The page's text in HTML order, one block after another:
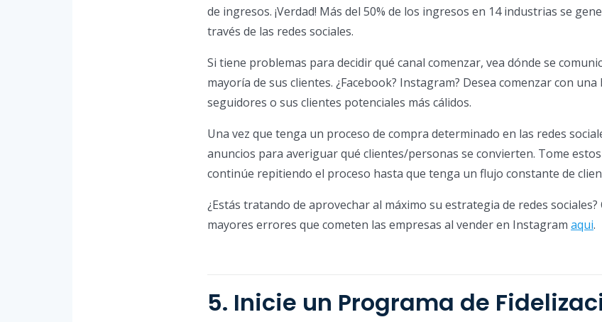
de ingresos. ¡Verdad! Más del 50% de los ingresos en 14 industrias se
través de las redes sociales.
Si tiene problemas para decidir qué canal comenzar, vea dónde se
mayoría de sus clientes. ¿Facebook? Instagram? Desea comenzar con una
seguidores o sus clientes potenciales más cálidos.
Una vez que tenga un proceso de compra determinado en las redes
anuncios para averiguar qué clientes/personas se convierten. Tome
continúe repitiendo el proceso hasta que tenga un flujo constante de
¿Estás tratando de aprovechar al máximo su estrategia de redes sociales?
mayores errores que cometen las empresas al vender en Instagram aqui.
5. Inicie un Programa de